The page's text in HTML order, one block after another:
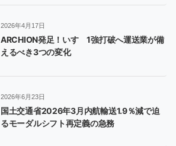
2026年4月17日
ARCHION発足！いすゞ1強打破へ運送業が備
えるべき3つの変化
2026年6月23日
国土交通省2026年3月内航輸送1.9％減で迫
るモーダルシフト再定義の急務